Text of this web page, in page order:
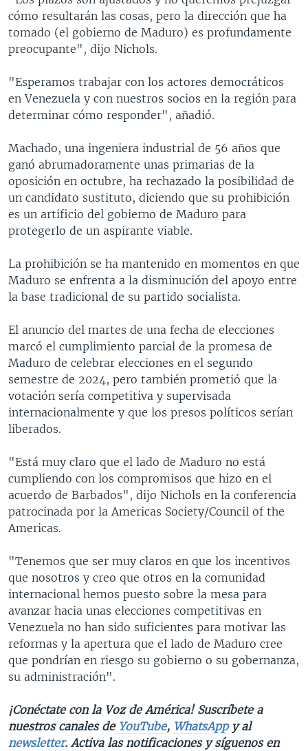
cómo resultarán las cosas, pero la dirección que ha
tomado (el gobierno de Maduro) es profundamente
preocupante", dijo Nichols.
"Esperamos trabajar con los actores democráticos
en Venezuela y con nuestros socios en la región para
determinar cómo responder", añadió.
Machado, una ingeniera industrial de 56 años que
ganó abrumadoramente unas primarias de la
oposición en octubre, ha rechazado la posibilidad de
un candidato sustituto, diciendo que su prohibición
es un artificio del gobierno de Maduro para
protegerlo de un aspirante viable.
La prohibición se ha mantenido en momentos en que
Maduro se enfrenta a la disminución del apoyo entre
la base tradicional de su partido socialista.
El anuncio del martes de una fecha de elecciones
marcó el cumplimiento parcial de la promesa de
Maduro de celebrar elecciones en el segundo
semestre de 2024, pero también prometió que la
votación sería competitiva y supervisada
internacionalmente y que los presos políticos serían
liberados.
"Está muy claro que el lado de Maduro no está
cumpliendo con los compromisos que hizo en el
acuerdo de Barbados", dijo Nichols en la conferencia
patrocinada por la Americas Society/Council of the
Americas.
"Tenemos que ser muy claros en que los incentivos
que nosotros y creo que otros en la comunidad
internacional hemos puesto sobre la mesa para
avanzar hacia unas elecciones competitivas en
Venezuela no han sido suficientes para motivar las
reformas y la apertura que el lado de Maduro cree
que pondrían en riesgo su gobierno o su gobernanza,
su administración".
¡Conéctate con la Voz de América! Suscríbete a
nuestros canales deYouTube, WhatsAppy al
newsletter. Activa las notificaciones y síguenos en